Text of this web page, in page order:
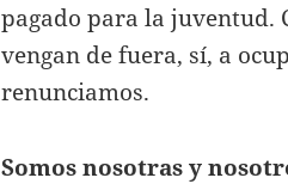
pagado para la juventud.
vengan de fuera, sí, a
renunciamos.
Somos nosotras y